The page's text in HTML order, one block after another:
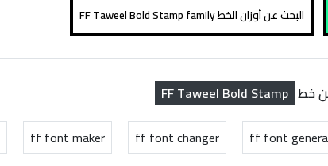
البحث عن أوزان الخط FF Taweel Bold Stamp family
خط FF Taweel Bold Stamp
ff font
ff font changer
ff font maker